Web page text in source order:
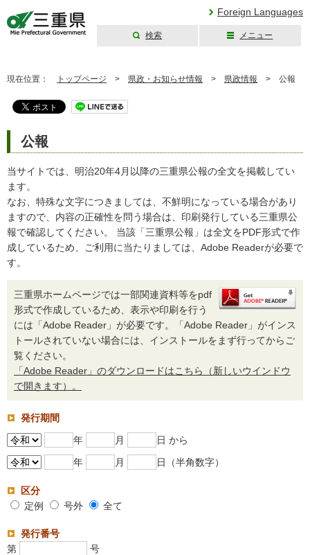
Foreign Languages
検索 メニュー
現在位置： トップページ > 県政・お知らせ情報 > 県政情報 > 公報
公報
当サイトでは、明治20年4月以降の三重県公報の全文を掲載してい
ます。
なお、特殊な文字につきましては、不鮮明になっている場合があり
ますので、内容の正確性を問う場合は、印刷発行している三重県公
報で確認してください。 当該「三重県公報」は全文をPDF形式で作
成しているため、ご利用に当たりましては、Adobe Readerが必要で
す。
三重県ホームページでは一部関連資料等をpdf
形式で作成しているため、表示や印刷を行う
には「Adobe Reader」が必要です。「Adobe Reader」がインス
トールされていない場合には、インストールをまず行ってからご
覧ください。
「Adobe Reader」のダウンロードはこちら（新しいウインドウ
で開きます）。
発行期間
年
月
日 から
年
月 日（半角数字）
区分
定例
号外 全て
発行番号
第
号